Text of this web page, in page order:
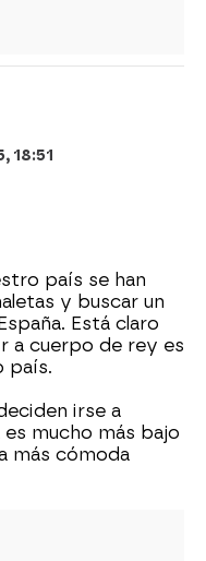
18:51
país se han
y buscar un
Está claro
a cuerpo de rey es
país.
irse a
mucho más bajo
más cómoda